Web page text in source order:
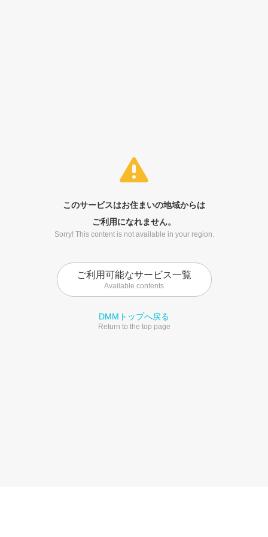
このサービスはお住まいの地域からは
ご利用になれません。
Sorry! This content is not available in your region.
ご利用可能なサービス一覧
Available contents
DMMトップへ戻る
Return to the top page